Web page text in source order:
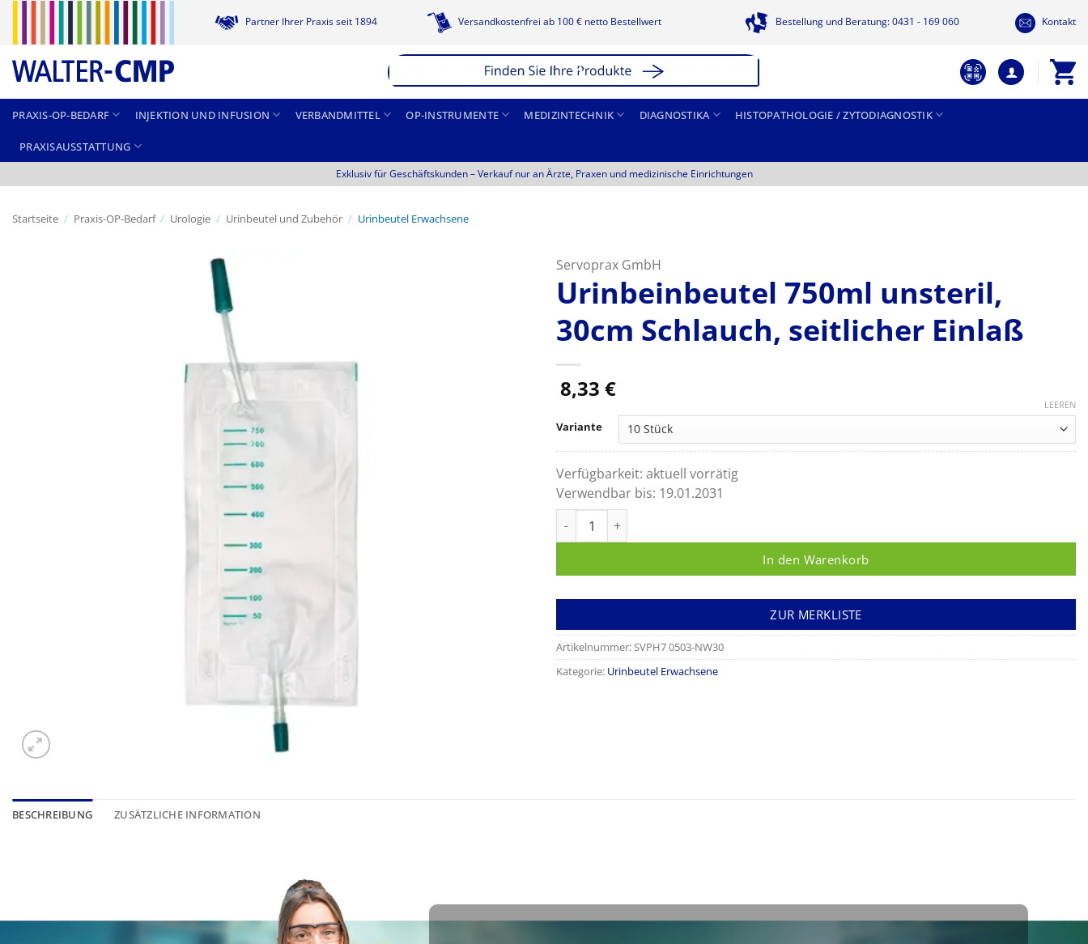
springen
Partner Ihrer Praxis seit 1894 Versandkostenfrei ab 100 € netto Bestellwert Bestellung und Beratung: 0431 - 169 060 Kontakt
PRAXIS-OP-BEDARF INJEKTION UND INFUSION VERBANDMITTEL OP-INSTRUMENTE MEDIZINTECHNIK DIAGNOSTIKA HISTOPATHOLOGIE / ZYTODIAGNOSTIK
PRAXISAUSSTATTUNG
Exklusiv für Geschäftskunden –Verkauf nur an Ärzte, Praxen und medizinische Einrichtungen
Startseite / Praxis-OP-Bedarf / Urologie / Urinbeutel und Zubehör / Urinbeutel Erwachsene
Servoprax GmbH
Urinbeinbeutel 750ml unsteril,
30cm Schlauch, seitlicher Einlaß
8,33 €
Variante
LEEREN
Verfügbarkeit: aktuell vorrätig
Verwendbar bis: 19.01.2031
In den Warenkorb
ZUR MERKLISTE
Artikelnummer:SVPH7 0503-NW30
Kategorie: Urinbeutel Erwachsene
BESCHREIBUNG ZUSÄTZLICHE INFORMATION